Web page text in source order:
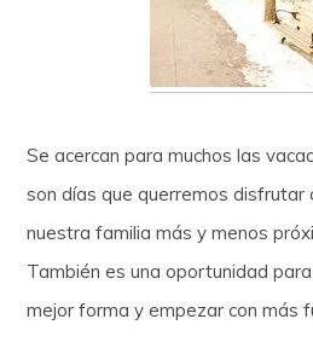
Se acercan para muchos las
son días que querremos disfrutar
nuestra familia más y menos
También es una oportunidad
mejor forma y empezar con más